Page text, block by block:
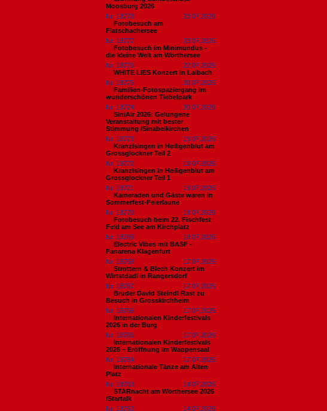
Moosburg 2026
Nr. 18778
23.07.2026
Fotobesuch am
Flatschachersee
Nr. 18777
23.07.2026
Fotobesuch im Minimundus -
die kleine Welt am Wörthersee
Nr. 18776
22.07.2026
WHITE LIES Konzert in Laibach
Nr. 18775
20.07.2026
Familien-Fotospaziergang im
wunderschönen Tiebelpark
Nr. 18774
20.07.2026
SiniAir 2026: Gelungene
Veranstaltung mit bester
Stimmung /Sinabelkirchen
Nr. 18773
19.07.2026
Kranzlsingen in Heiligenblut am
Grossglockner Teil 2
Nr. 18772
19.07.2026
Kranzlsingen in Heiligenblut am
Grossglockner Teil 1
Nr. 18771
19.07.2026
Kameraden und Gäste waren in
Sommerfest-Feierlaune
Nr. 18770
18.07.2026
Fotobesuch beim 22. Fischfest
Feld am See am Kirchplatz
Nr. 18769
18.07.2026
Electric Vibes mit BASF -
Fanarena Klagenfurt
Nr. 18768
17.07.2026
Strottern & Blech Konzert im
Wirtstdadl in Rangersdorf
Nr. 18767
17.07.2026
Bruder David Steindl Rast zu
Besuch in Grosskirchheim
Nr. 18766
17.07.2026
Internationalen Kinderfestivals
2026 in der Burg
Nr. 18765
17.07.2026
Internationalen Kinderfestivals
2026 – Eröffnung im Wappensaal
Nr. 18764
17.07.2026
Internationale Tänze am Alten
Platz
Nr. 18763
14.07.2026
STARnacht am Wörthersee 2026
/Startalk
Nr. 18762
14.07.2026